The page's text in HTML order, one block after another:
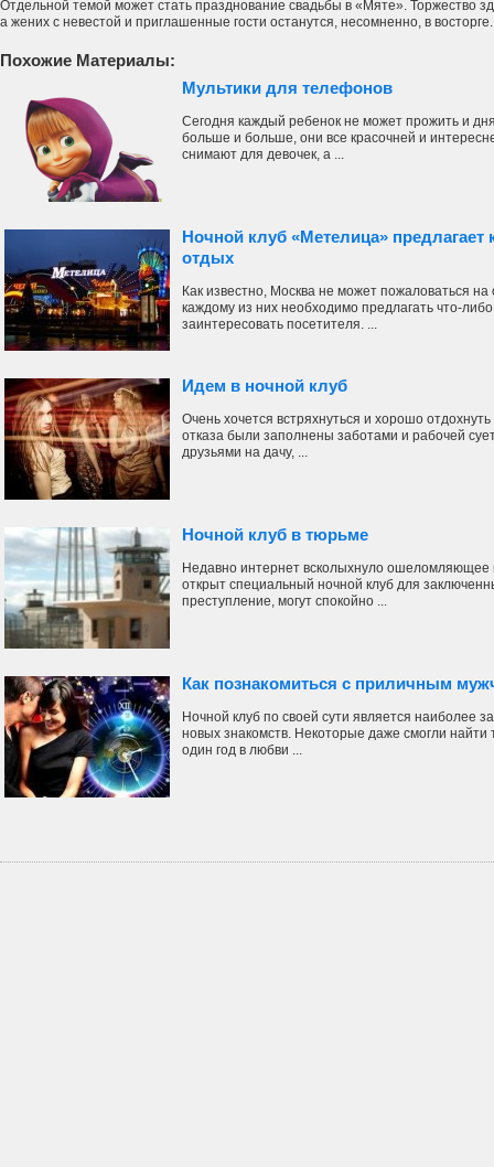
Отдельной темой может стать празднование свадьбы в «Мяте». Торжество
а жених с невестой и приглашенные гости останутся, несомненно, в восторге.
Похожие Материалы:
Мультики для телефонов
Сегодня каждый ребенок не может прожить и
больше и больше, они все красочней и
снимают для девочек, а ...
Ночной клуб «Метелица»
отдых
Как известно, Москва не может пожаловаться на
каждому из них необходимо предлагать что-
заинтересовать посетителя. ...
Идем в ночной клуб
Очень хочется встряхнуться и хорошо
отказа были заполнены заботами и рабочей
друзьями на дачу, ...
Ночной клуб в тюрьме
Недавно интернет всколыхнуло ошеломляющее
открыт специальный ночной клуб для
преступление, могут спокойно ...
Как познакомиться с приличным
Ночной клуб по своей сути является наиболее
новых знакомств. Некоторые даже смогли найти
один год в любви ...